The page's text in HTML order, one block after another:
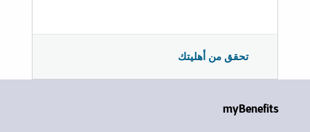
تحقق من أهليتك
myBenefits